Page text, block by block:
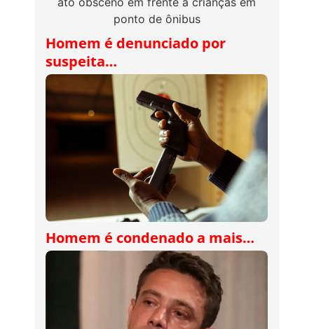
Homem é denunciado por
suspeita…
Homem é condenado a mais…